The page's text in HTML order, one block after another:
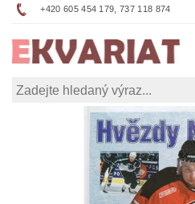
+420 605 454 179, 737 118 874